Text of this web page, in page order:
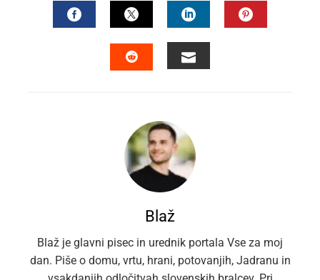
FACEBOOKTWITTERLINKEDIN
Blaž
Blaž je glavni pisec in urednik portala Vse za moj
dan. Piše o domu, vrtu, hrani, potovanjih, Jadranu in